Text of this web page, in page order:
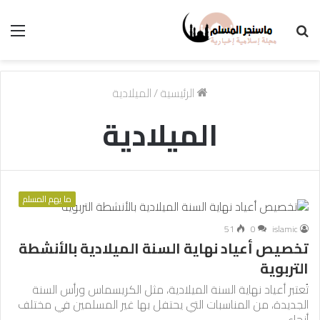
الرئيسية/الميلادية
الميلادية
ما يهم المسلم
islamic
0
51
تخصيص أعياد نهاية السنة الميلادية بالأنشطة
التربوية
تُعتبر أعياد نهاية السنة الميلادية، مثل الكريسماس ورأس السنة
الجديدة، من المناسبات التي يحتفل بها غير المسلمين في مختلف